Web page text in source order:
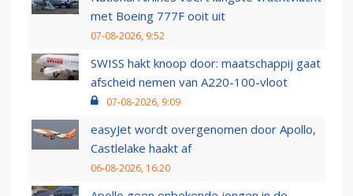
met Boeing 777F ooit uit
07-08-2026, 9:52
SWISS hakt knoop door: maatschappij gaat
afscheid nemen van A220-100-vloot
07-08-2026, 9:09
easyJet wordt overgenomen door Apollo,
Castlelake haakt af
06-08-2026, 16:20